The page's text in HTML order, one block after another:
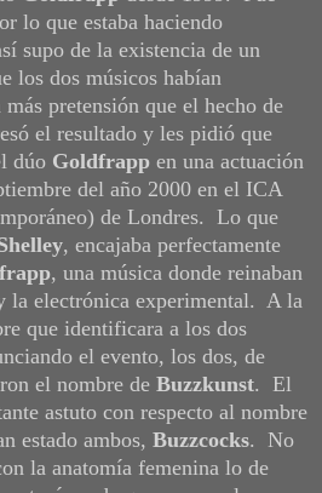
lo que estaba haciendo
supo de la existencia de un
los dos músicos habían
pretensión que el hecho de
el resultado y les pidió que
dúo Goldfrapp en una actuación
del año 2000 en el ICA
de Londres. Lo que
, encajaba perfectamente
, una música donde reinaban
la electrónica experimental. A la
que identificara a los dos
el evento, los dos, de
el nombre de Buzzkunst. El
astuto con respecto al nombre
estado ambos, Buzzcocks. No
la anatomía femenina lo de